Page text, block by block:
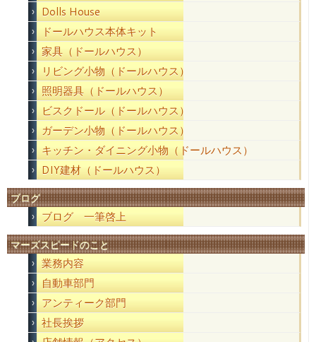
Dolls House
ドールハウス本体キット
家具（ドールハウス）
リビング小物（ドールハウス）
照明器具（ドールハウス）
ビスクドール（ドールハウス）
ガーデン小物（ドールハウス）
キッチン・ダイニング小物（ドールハウス）
DIY建材（ドールハウス）
ブログ
ブログ 一筆啓上
マーズスピードのこと
業務内容
自動車部門
アンティーク部門
社長挨拶